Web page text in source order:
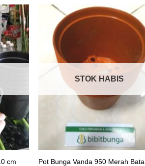
cm
STOK HABIS
Pot Bunga Vanda 950 Merah Bata